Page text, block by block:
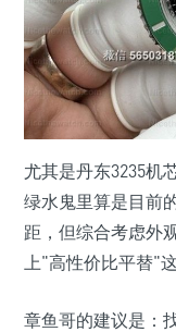
尤其是丹东3235机
绿水鬼里算是目前
距，但综合考虑外
上"高性价比平替"
章鱼哥的建议是：